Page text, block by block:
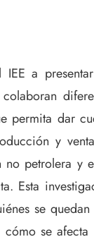
a
permita dar
y
no petrolera y
Esta
se quedan
se afecta